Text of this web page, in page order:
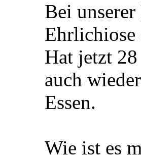
Bei
Hat jetzt
auch
Essen.
Wie ist es